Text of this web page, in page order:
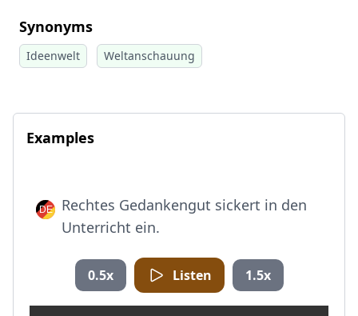
Synonyms
Ideenwelt Weltanschauung
Examples
Rechtes Gedankengut sickert in den
Unterricht ein.
0.5x Listen 1.5x